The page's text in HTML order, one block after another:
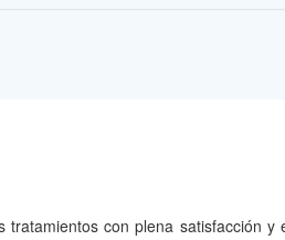
tratamientos con plena satisfacción